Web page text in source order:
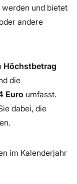
und bietet
andere
Höchstbetrag
die
Euro umfasst.
dabei, die
im Kalenderjahr